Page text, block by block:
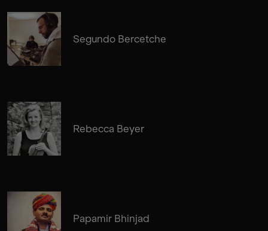
Segundo Bercetche
Rebecca Beyer
Papamir Bhinjad